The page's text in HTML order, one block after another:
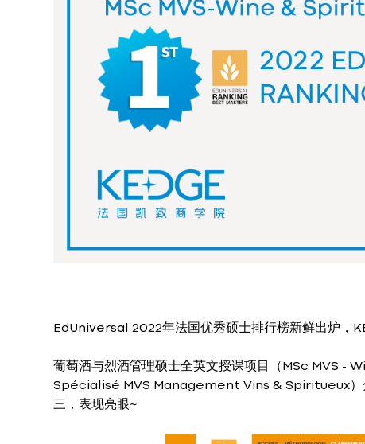
EdUniversal 2022年法国优秀硕士排行榜新鲜出炉，
葡萄酒与烈酒管理硕士全英文授课项目（MSc MVS
Spécialisé MVS Management Vins & Spiritueux）
三，表现亮眼~